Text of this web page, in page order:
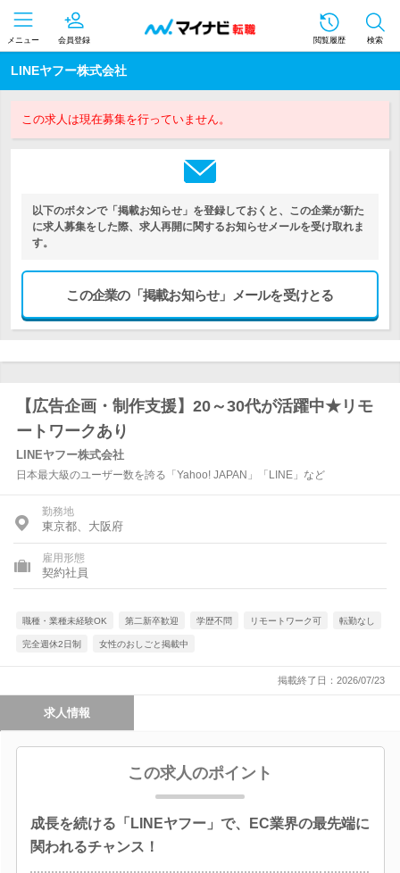
メニュー 会員登録 閲覧履歴 検索
LINEヤフー株式会社
この求人は現在募集を行っていません。
以下のボタンで「掲載お知らせ」を登録しておくと、この企業が新た
に求人募集をした際、求人再開に関するお知らせメールを受け取れま
す。
この企業の「掲載お知らせ」メールを受けとる
【広告企画・制作支援】20～30代が活躍中★リモ
ートワークあり
LINEヤフー株式会社
日本最大級のユーザー数を誇る「Yahoo! JAPAN」「LINE」など
勤務地
東京都、大阪府
雇用形態
契約社員
職種・業種未経験OK 第二新卒歓迎 学歴不問 リモートワーク可 転勤なし
完全週休2日制 女性のおしごと掲載中
掲載終了日：2026/07/23
求人情報
この求人のポイント
成長を続ける「LINEヤフー」で、EC業界の最先端に
関われるチャンス！